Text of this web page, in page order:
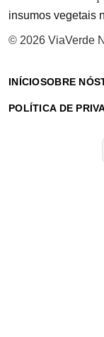
insumos vegetais
© 2026 ViaVerde
INÍCIOSOBRE NÓS
POLÍTICA DE